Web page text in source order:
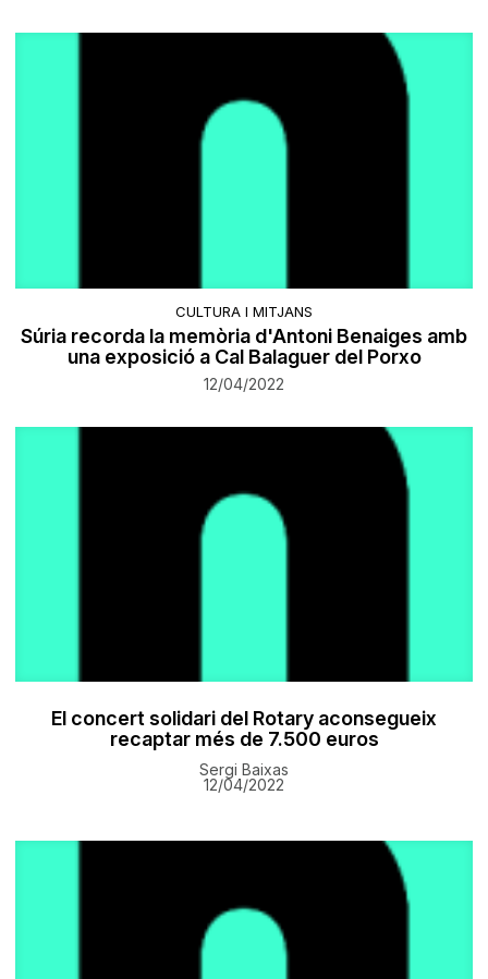
CULTURA I MITJANS
Súria recorda la memòria d'Antoni Benaiges amb
una exposició a Cal Balaguer del Porxo
12/04/2022
El concert solidari del Rotary aconsegueix
recaptar més de 7.500 euros
Sergi Baixas
12/04/2022